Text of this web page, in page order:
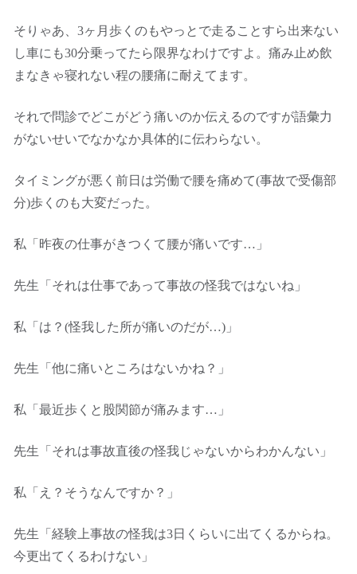
そりゃあ、3ヶ月歩くのもやっとで走ることすら出来ない
し車にも30分乗ってたら限界なわけですよ。痛み止め飲
まなきゃ寝れない程の腰痛に耐えてます。
それで問診でどこがどう痛いのか伝えるのですが語彙力
がないせいでなかなか具体的に伝わらない。
タイミングが悪く前日は労働で腰を痛めて(事故で受傷部
分)歩くのも大変だった。
私「昨夜の仕事がきつくて腰が痛いです…」
先生「それは仕事であって事故の怪我ではないね」
私「は？(怪我した所が痛いのだが…)」
先生「他に痛いところはないかね？」
私「最近歩くと股関節が痛みます…」
先生「それは事故直後の怪我じゃないからわかんない」
私「え？そうなんですか？」
先生「経験上事故の怪我は3日くらいに出てくるからね。
今更出てくるわけない」